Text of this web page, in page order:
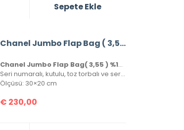
Sepete Ekle
Chanel Jumbo Flap Bag ( 3,55 ) %100 Hakiki Kuzu Derisi
Chanel Jumbo Flap Bag( 3,55 ) %100 Hakiki Kuzu Derisi
Seri numaralı, kutulu, toz torbalı ve sertifikalı birebir üründür.
Ölçüsü: 30×20 cm
€ 230,00